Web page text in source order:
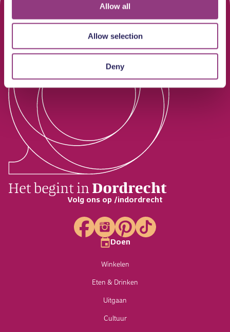
Allow all
Allow selection
Deny
Volg ons op /indordrecht
Doen
Winkelen
Eten & Drinken
Uitgaan
Cultuur